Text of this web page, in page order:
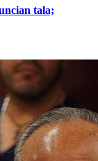
tala;